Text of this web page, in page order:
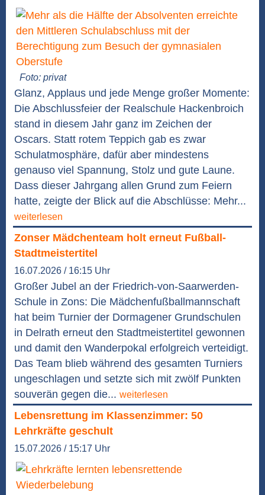
Foto: privat
Glanz, Applaus und jede Menge großer Momente:
Die Abschlussfeier der Realschule Hackenbroich
stand in diesem Jahr ganz im Zeichen der
Oscars. Statt rotem Teppich gab es zwar
Schulatmosphäre, dafür aber mindestens
genauso viel Spannung, Stolz und gute Laune.
Dass dieser Jahrgang allen Grund zum Feiern
hatte, zeigte der Blick auf die Abschlüsse: Mehr...
weiterlesen
Zonser Mädchenteam holt erneut Fußball-
Stadtmeistertitel
16.07.2026 / 16:15 Uhr
Großer Jubel an der Friedrich-von-Saarwerden-
Schule in Zons: Die Mädchenfußballmannschaft
hat beim Turnier der Dormagener Grundschulen
in Delrath erneut den Stadtmeistertitel gewonnen
und damit den Wanderpokal erfolgreich verteidigt.
Das Team blieb während des gesamten Turniers
ungeschlagen und setzte sich mit zwölf Punkten
souverän gegen die... weiterlesen
Lebensrettung im Klassenzimmer: 50
Lehrkräfte geschult
15.07.2026 / 15:17 Uhr